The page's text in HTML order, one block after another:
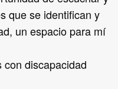
que se identifican y
un espacio para mí
con discapacidad